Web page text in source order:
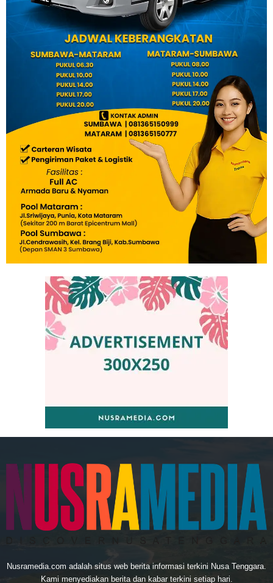
Nusramedia.com adalah situs web berita informasi terkini Nusa Tenggara.
Kami menyediakan berita dan kabar terkini setiap hari.